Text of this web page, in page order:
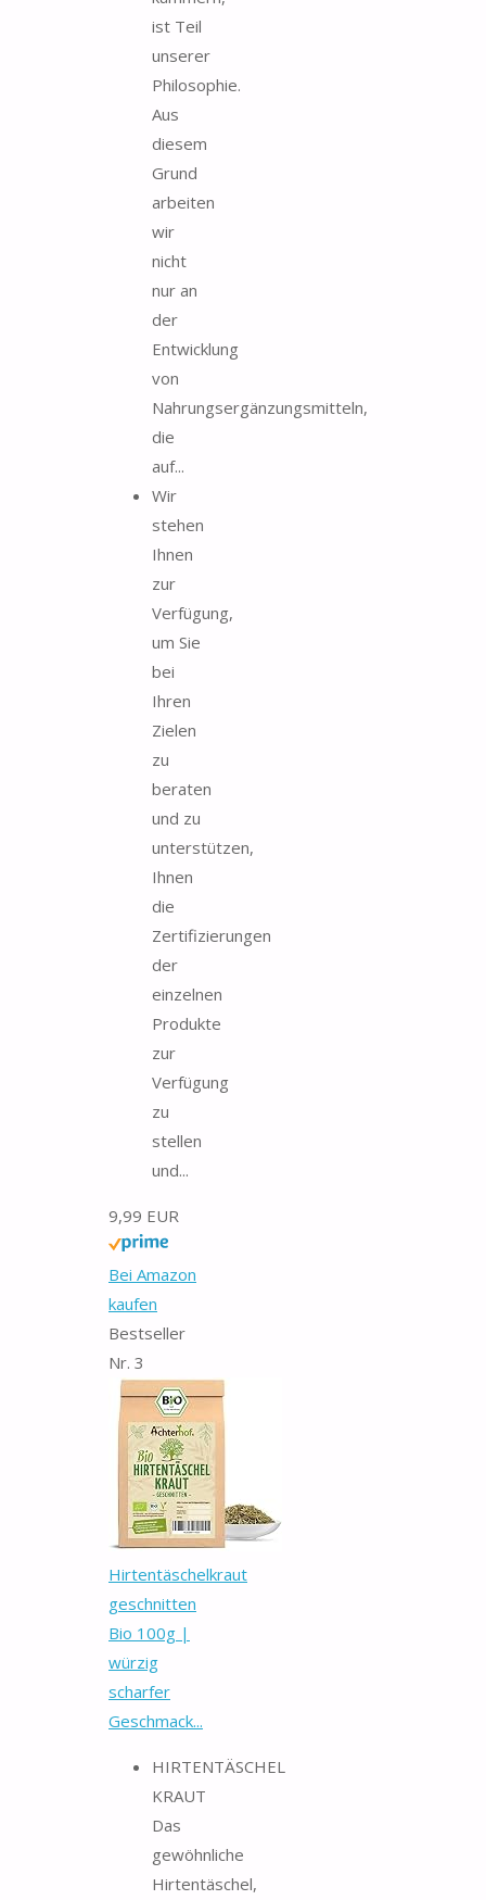
ist Teil
unserer
Philosophie.
Aus
diesem
Grund
arbeiten
wir
nicht
nur an
der
Entwicklung
von
Nahrungsergänzungsmitteln,
die
auf...
Wir
stehen
Ihnen
zur
Verfügung,
um Sie
bei
Ihren
Zielen
zu
beraten
und zu
unterstützen,
Ihnen
die
Zertifizierungen
der
einzelnen
Produkte
zur
Verfügung
zu
stellen
und...
9,99 EUR
Bei Amazon
kaufen
Bestseller
Nr. 3
Hirtentäschelkraut
geschnitten
Bio 100g |
würzig
scharfer
Geschmack...
HIRTENTÄSCHEL
KRAUT
Das
gewöhnliche
Hirtentäschel,